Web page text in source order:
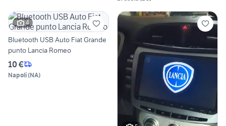
4
Bluetooth USB Auto Fiat Grande
punto Lancia Romeo
10 €
Napoli(NA)